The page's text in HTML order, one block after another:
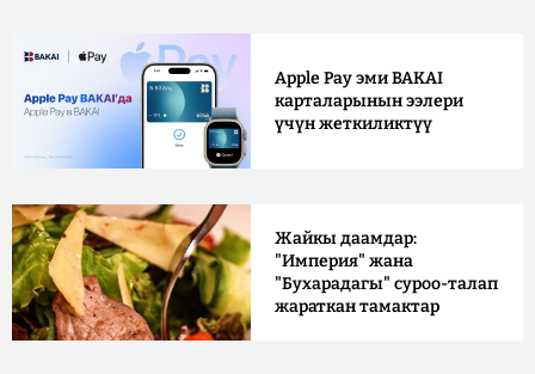
Apple Pay эми BAKAI
карталарынын ээлери
үчүн жеткиликтүү
Жайкы даамдар:
"Империя" жана
"Бухарадагы" суроо-талап
жараткан тамактар